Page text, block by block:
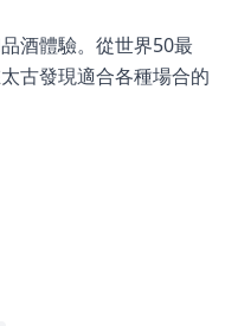
酒體驗。從世界50最
古發現適合各種場合的